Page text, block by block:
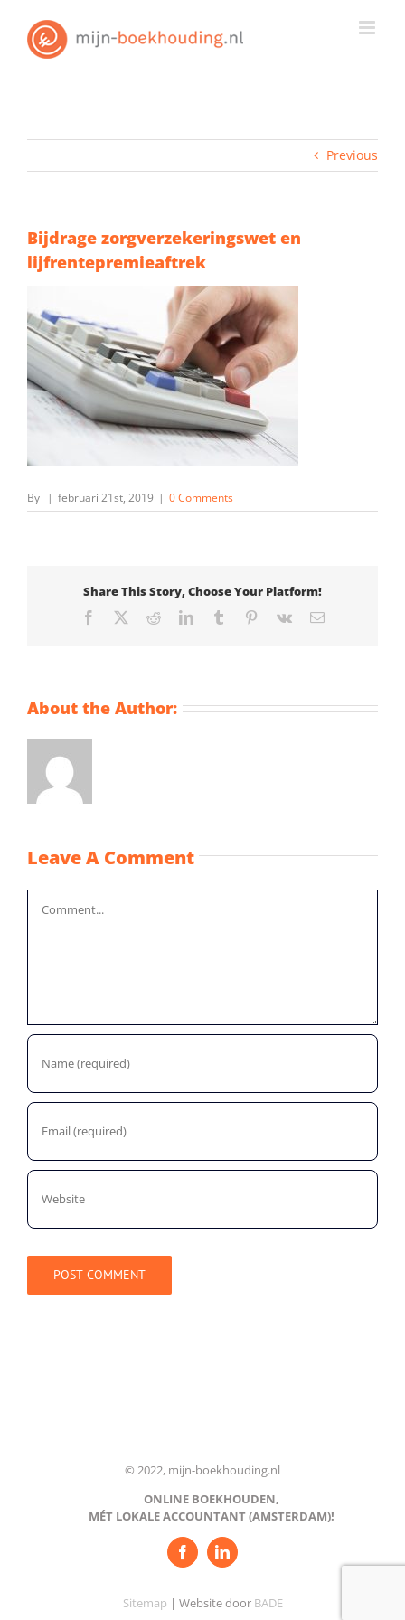
content
Previous
Bijdrage zorgverzekeringswet en
lijfrentepremieaftrek
By | februari 21st, 2019 | 0 Comments
Share This Story, Choose Your Platform!
Facebook RedditLinkedInTumblr Pinterest
Vk Email
About the Author:
Leave A Comment
© 2022, mijn-boekhouding.nl
ONLINE BOEKHOUDEN,
MÉT LOKALE ACCOUNTANT (AMSTERDAM)!
Sitemap | Website door BADE